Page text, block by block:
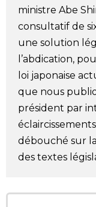
Le japonais
En plus
Données
Séries
Personnages
Chroniques
ministre Abe
consultatif de
une solution
l’abdication,
loi japonaise
que nous
président par
débouché sur
des textes